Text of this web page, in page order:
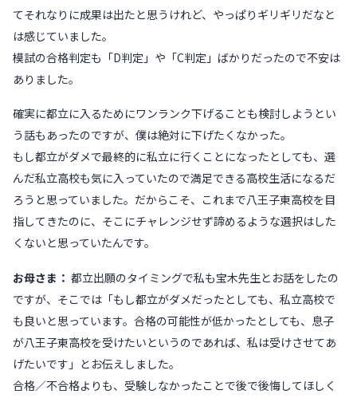
てそれなりに成果は出たと思うけれど、やっぱりギリギリだなと
は感じていました。
模試の合格判定も「D判定」や「C判定」ばかりだったので不安は
ありました。
確実に都立に入るためにワンランク下げることも検討しようとい
う話もあったのですが、僕は絶対に下げたくなかった。
もし都立がダメで最終的に私立に行くことになったとしても、選
んだ私立高校も気に入っていたので満足できる高校生活になるだ
ろうと思っていました。だからこそ、これまで八王子東高校を目
指してきたのに、そこにチャレンジせず諦めるような選択はした
くないと思っていたんです。
お母さま： 都立出願のタイミングで私も宝木先生とお話をしたの
ですが、そこでは「もし都立がダメだったとしても、私立高校で
も良いと思っています。合格の可能性が低かったとしても、息子
が八王子東高校を受けたいというのであれば、私は受けさせてあ
げたいです」とお伝えしました。
合格／不合格よりも、受験しなかったことで後で後悔してほしく